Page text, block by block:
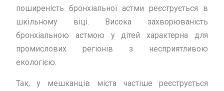
поширеність бронхіальної астми реєструється в
шкільному віці. Висока захворюваність
бронхіальною астмою у дітей характерна для
промислових регіонів з несприятливою
екологією.
Так, у мешканців міста частіше реєструється